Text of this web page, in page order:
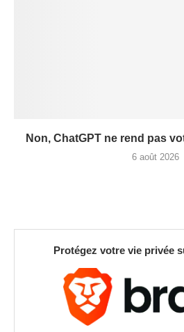
Non, ChatGPT ne rend pas
6 août 2026
Protégez votre vie privée